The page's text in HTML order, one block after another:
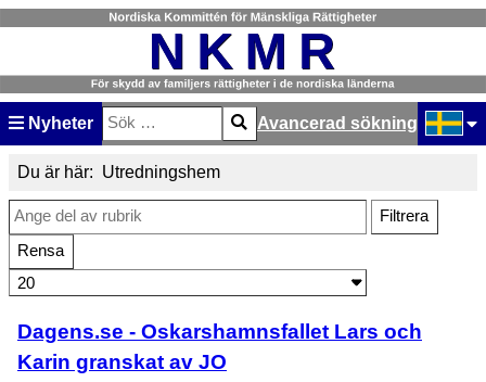
Nyheter
Sök
Type 2 or more characters for results.
Avancerad sökning
Du är här: Utredningshem
Ange del av rubrik
Filtrera
Rensa
Visa #
Dagens.se - Oskarshamnsfallet Lars och
Karin granskat av JO